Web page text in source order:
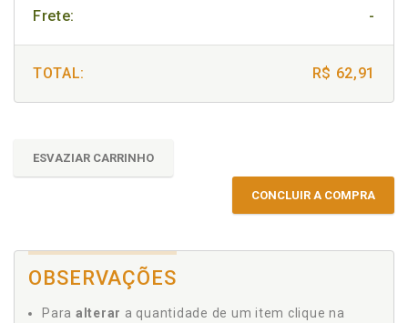
Frete: -
TOTAL: R$ 62,91
ESVAZIAR CARRINHO
CONCLUIR A COMPRA
OBSERVAÇÕES
Para alterar a quantidade de um item clique na